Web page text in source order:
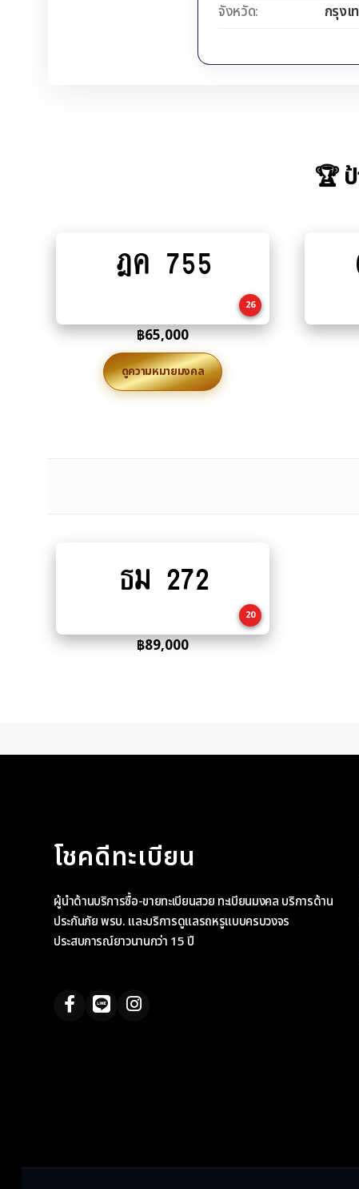
จังหวัด:
กรุงเ
🏆
Add
to
ฎค 755
26
฿65,000
ดูความหมายมงคล
to
ธม 272
20
฿89,000
โชคดีทะเบียน
ผู้นำด้านบริการซื้อ-ขายทะเบียนสวย ทะเบียนมงคล บริการด้าน
ประกันภัย พรบ. และบริการดูแลรถหรูแบบครบวงจร
ประสบการณ์ยาวนานกว่า 15 ปี